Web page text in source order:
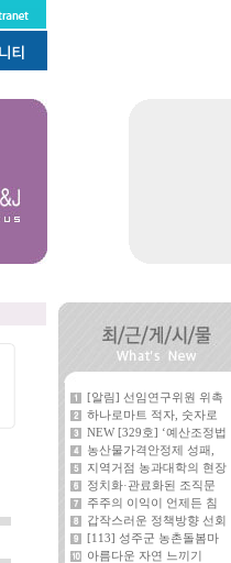
[알림] 선임연구위원 위촉
하나로마트 적자, 숫자로
NEW [329호] ‘예산조정법
농산물가격안정제 성패,
지역거점 농과대학의 현장
정치화·관료화된 조직문
주주의 이익이 언제든 침
갑작스러운 정책방향 선회
[113] 성주군 농촌돌봄마
아름다운 자연 느끼기